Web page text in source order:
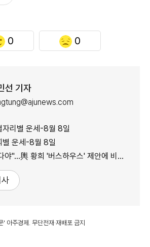
0 0
선 기자
자리별 운세-8월 8일
별 운세-8월 8일
"...輿 황희 '버스하우스' 제안에 비아냥 多
아주경제. 무단전재·재배포 금지